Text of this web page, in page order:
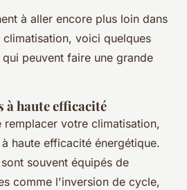
à aller encore plus loin dans
voici quelques
peuvent faire une grande
à haute efficacité
remplacer votre climatisation,
haute efficacité énergétique.
souvent équipés de
comme l'inversion de cycle,